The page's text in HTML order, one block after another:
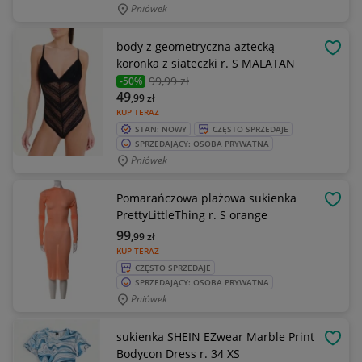
Pniówek
body z geometryczna aztecką
koronka z siateczki r. S MALATAN
-50% 99,99 zł
KUP TERAZ
49,99zł
STAN: NOWY
CZĘSTO SPRZEDAJE
SPRZEDAJĄCY: OSOBA PRYWATNA
Pniówek
Pomarańczowa plażowa sukienka
PrettyLittleThing r. S orange
KUP TERAZ
99,99zł
CZĘSTO SPRZEDAJE
SPRZEDAJĄCY: OSOBA PRYWATNA
Pniówek
sukienka SHEIN EZwear Marble Print
Bodycon Dress r. 34 XS